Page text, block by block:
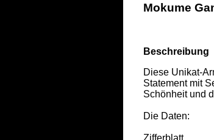
Mokume
Beschreibung
Diese Unikat-
Statement mit
Schönheit und
Die Daten: